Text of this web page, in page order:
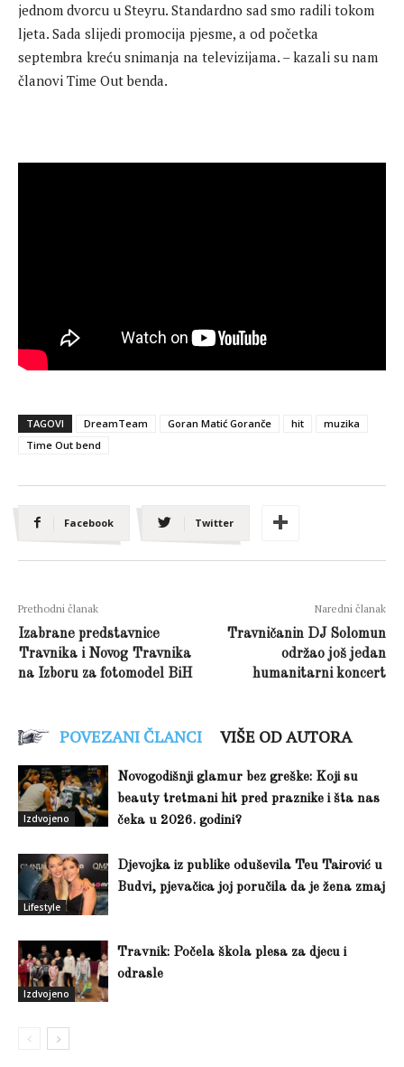
jednom dvorcu u Steyru. Standardno sad smo radili tokom
ljeta. Sada slijedi promocija pjesme, a od početka
septembra kreću snimanja na televizijama. – kazali su nam
članovi Time Out benda.
TAGOVI DreamTeam Goran Matić Goranče hit
muzika
Time Out bend
Facebook Twitter
Prethodni članak
Izabrane predstavnice
Travnika i Novog Travnika
na Izboru za fotomodel BiH
Naredni članak
Travničanin DJ Solomun
održao još jedan
humanitarni koncert
POVEZANI ČLANCI VIŠE OD AUTORA
Izdvojeno
Novogodišnji glamur bez greške: Koji su
beauty tretmani hit pred praznike i šta nas
čeka u 2026. godini?
Lifestyle
Djevojka iz publike oduševila Teu Tairović u
Budvi, pjevačica joj poručila da je žena zmaj
Izdvojeno
Travnik: Počela škola plesa za djecu i
odrasle